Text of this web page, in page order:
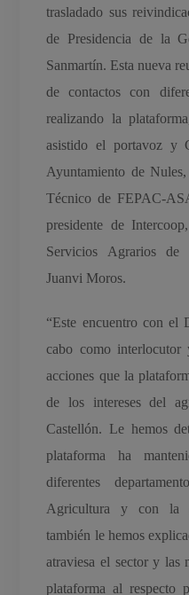
trasladado sus
de Presidencia de la
Sanmartín. Esta nueva
de contactos con
realizando la
asistido el portavoz y
Ayuntamiento de
Técnico de FEPAC-
presidente de
Servicios Agrarios
Juanvi Moros.
“Este encuentro con el
cabo como
acciones que la
de los intereses del
Castellón. Le hemos
plataforma ha
diferentes
Agricultura y con la
también le hemos
atraviesa el sector y las
plataforma al respecto